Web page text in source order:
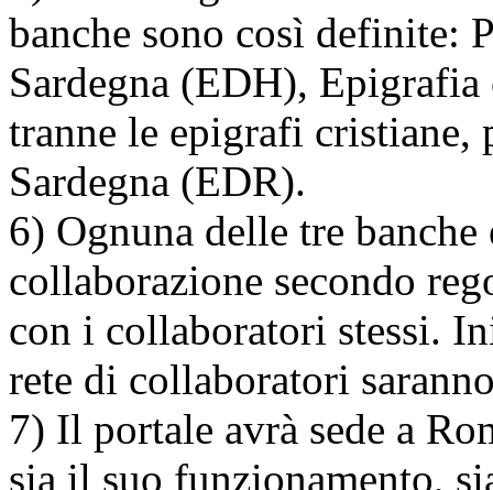
banche sono così definite:
Sardegna (EDH),
tranne le epigrafi cristiane,
Sardegna (EDR).
6) Ognuna delle tre
collaborazione secondo
con i collaboratori stessi.
rete di collaboratori
7) Il portale avrà sede a
sia il suo funzionamento,